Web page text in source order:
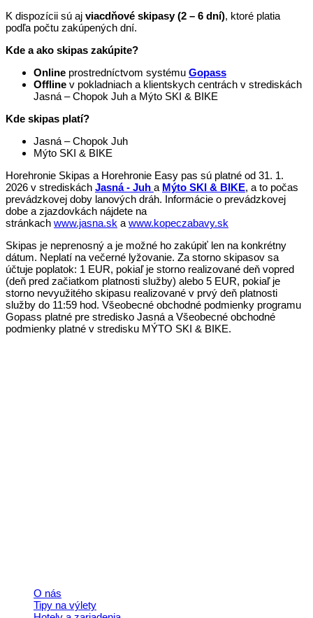
K dispozícii sú aj viacdňové skipasy (2 – 6 dní), ktoré platia
podľa počtu zakúpených dní.
Kde a ako skipas zakúpite?
Online prostredníctvom systému Gopass
Offline v pokladniach a klientskych centrách v strediskách
Jasná – Chopok Juh a Mýto SKI & BIKE
Kde skipas platí?
Jasná – Chopok Juh
Mýto SKI & BIKE
Horehronie Skipas a Horehronie Easy pas sú platné od 31. 1.
2026 v strediskách Jasná - Juh a Mýto SKI & BIKE, a to počas
prevádzkovej doby lanových dráh. Informácie o prevádzkovej
dobe a zjazdovkách nájdete na
stránkach www.jasna.sk a www.kopeczabavy.sk
Skipas je neprenosný a je možné ho zakúpiť len na konkrétny
dátum. Neplatí na večerné lyžovanie. Za storno skipasov sa
účtuje poplatok: 1 EUR, pokiaľ je storno realizované deň vopred
(deň pred začiatkom platnosti služby) alebo 5 EUR, pokiaľ je
storno nevyužitého skipasu realizované v prvý deň platnosti
služby do 11:59 hod. Všeobecné obchodné podmienky programu
Gopass platné pre stredisko Jasná a Všeobecné obchodné
podmienky platné v stredisku MÝTO SKI & BIKE.
O nás
Tipy na výlety